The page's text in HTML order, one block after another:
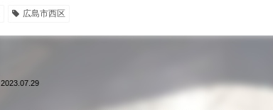
広島市西区
2023.07.29